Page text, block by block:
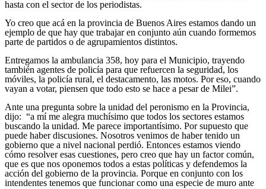
hasta con el sector de los periodistas.
Yo creo que acá en la provincia de Buenos Aires estamos dando un
ejemplo de que hay que trabajar en conjunto aún cuando formemos
parte de partidos o de agrupamientos distintos.
Entregamos la ambulancia 358, hoy para el Municipio, trayendo
también agentes de policía para que refuercen la seguridad, los
móviles, la policía rural, el destacamento, las motos. Por eso, cuando
vayan a votar, piensen que todo esto se hace a pesar de Milei”.
Ante una pregunta sobre la unidad del peronismo en la Provincia,
dijo: “a mí me alegra muchísimo que todos los sectores estamos
buscando la unidad. Me parece importantísimo. Por supuesto que
puede haber discusiones. Nosotros venimos de haber tenido un
gobierno que a nivel nacional perdió. Entonces estamos viendo
cómo resolver esas cuestiones, pero creo que hay un factor común,
que es que nos oponemos todos a estas políticas y defendemos la
acción del gobierno de la provincia. Porque en conjunto con los
intendentes tenemos que funcionar como una especie de muro ante